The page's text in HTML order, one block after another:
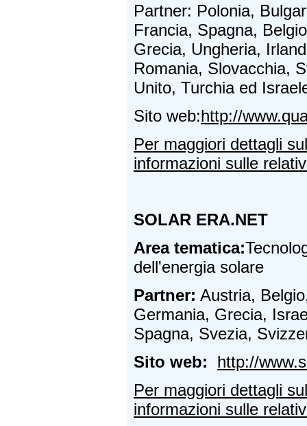
Partner: Polonia,
Francia, Spagna,
Grecia, Ungheria,
Romania, Slovacchia,
Unito, Turchia ed
Sito web:http://
Per maggiori dettagli
informazioni sulle
SOLAR ERA.NET
Area tematica:
dell'energia solare
Partner: Austria,
Germania, Grecia,
Spagna, Svezia,
Sito web:
http://
Per maggiori dettagli
informazioni sulle